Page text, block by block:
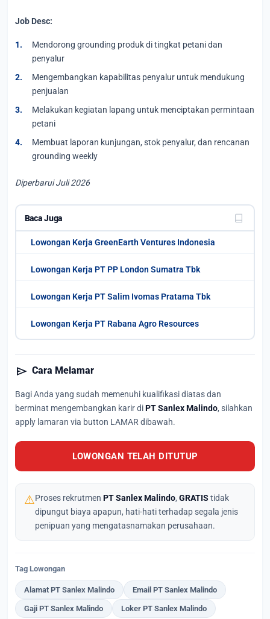
Job Desc:
Mendorong grounding produk di tingkat petani dan
penyalur
Mengembangkan kapabilitas penyalur untuk mendukung
penjualan
Melakukan kegiatan lapang untuk menciptakan permintaan
petani
Membuat laporan kunjungan, stok penyalur, dan rencanan
grounding weekly
Diperbarui Juli 2026
Baca Juga
Lowongan Kerja GreenEarth Ventures Indonesia
Lowongan Kerja PT PP London Sumatra Tbk
Lowongan Kerja PT Salim Ivomas Pratama Tbk
Lowongan Kerja PT Rabana Agro Resources
send Cara Melamar
Bagi Anda yang sudah memenuhi kualifikasi diatas dan
berminat mengembangkan karir diPT Sanlex Malindo, silahkan
apply lamaran via button LAMAR dibawah.
LOWONGAN TELAH DITUTUP
⚠Proses rekrutmen PT Sanlex Malindo, GRATIS tidak
dipungut biaya apapun, hati-hati terhadap segala jenis
penipuan yang mengatasnamakan perusahaan.
Tag Lowongan
Alamat PT Sanlex Malindo Email PT Sanlex Malindo
Gaji PT Sanlex Malindo Loker PT Sanlex Malindo